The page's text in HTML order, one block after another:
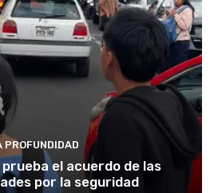
PROFUNDIDAD
el acuerdo de las
por la seguridad